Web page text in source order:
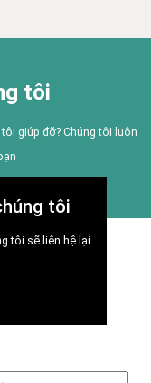
tôi
giúp đỡ? Chúng tôi luôn
tôi
tôi sẽ liên hệ lại